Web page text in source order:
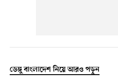
ডেঙ্গু বাংলাদেশ নিয়ে আরও পড়ুন